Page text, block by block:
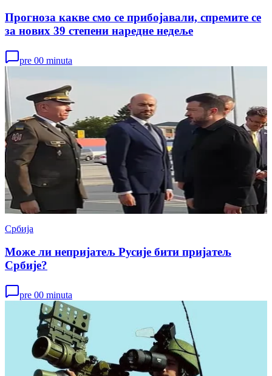
Прогноза какве смо се прибојавали, спремите се
за нових 39 степени наредне недеље
pre 00 minuta
Србија
Може ли непријатељ Русије бити пријатељ
Србије?
pre 00 minuta